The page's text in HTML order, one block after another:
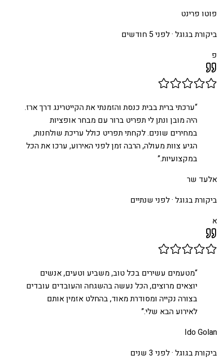
פוטו פרינט
ביקורת בגוגל ·לפני 5 חודשים
פ
“ערכתי ברית בבית כנסת והזמנתי את הקייטרינג דרך ארז.
היה מובן ונתן לי תפריט ברור עם מבחר אופציות
במחירים שונים. לקחתי תפריט כולל עריכת שולחנות,
הגיע צוות מעולה, הרבה זמן לפני האירוע, ערכו את הכל
במקצועיות.”
אלעד שר
ביקורת בגוגל ·לפני שנתיים
א
“מטעמים עשירים בכל טוב, משביע וטעים, אנשים
יוצאים מרוצים, הכל נעשה בהשגחה והעובדים עובדים
בצורה נקייה ומסודרת מאוד, בהחלט אזמין אותם
לאירוע הבא שלי.”
Ido Golan
ביקורת בגוגל ·לפני 3 שנים